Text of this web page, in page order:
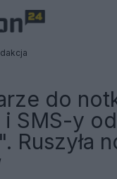
do
SMS-y od
Ruszyła